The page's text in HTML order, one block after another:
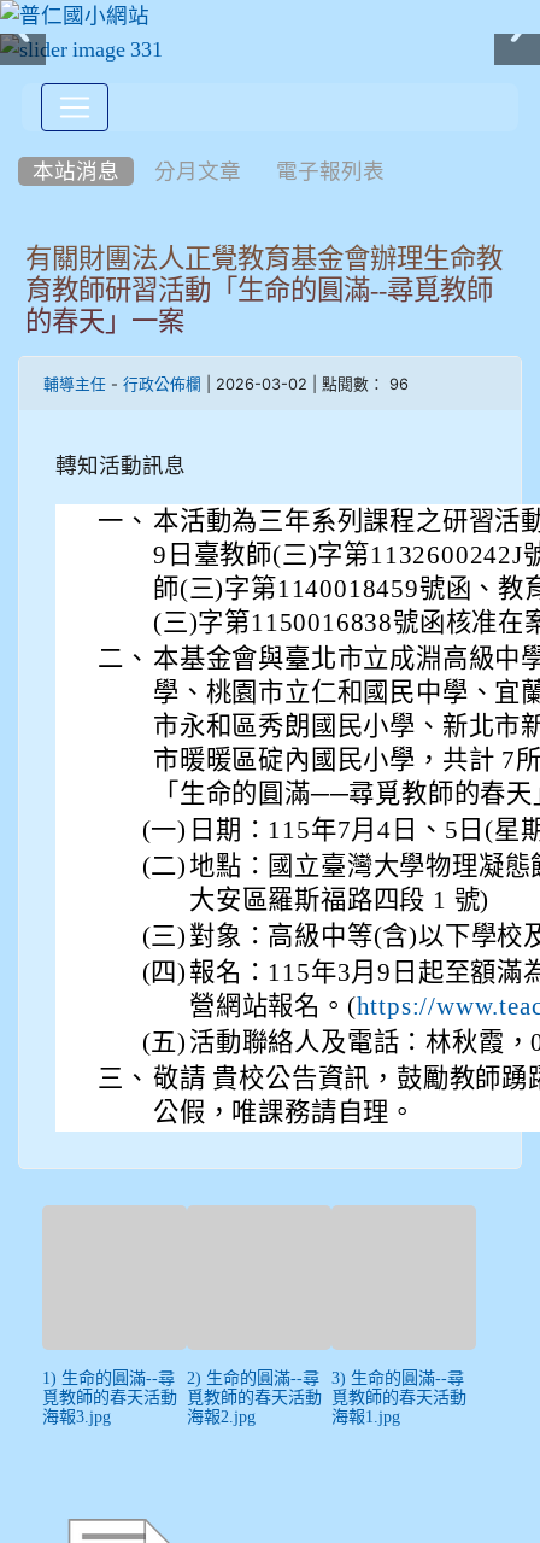
本站消息 分月文章 電子報列表
有關財團法人正覺教育基金會辦理生命教
育教師研習活動「生命的圓滿--尋覓教師
的春天」一案
輔導主任 - 行政公佈欄 | 2026-03-02 | 點閱數： 96
轉知活動訊息
一、 本活動為三年系列課程之研習活
9日臺教師(三)字第1132600242J
師(三)字第1140018459號函、教
(三)字第1150016838號函核准在
二、 本基金會與臺北市立成淵高級中
學、桃園市立仁和國民中學、宜
市永和區秀朗國民小學、新北市
市暖暖區碇內國民小學，共計 7
「生命的圓滿──尋覓教師的春
(一) 日期：115年7月4日、5日(星
(二)地點：國立臺灣大學物理凝
大安區羅斯福路四段 1 號)
(三) 對象：高級中等(含)以下學校
(四) 報名：115年3月9日起至額滿
營網站報名。(https://
(五) 活動聯絡人及電話：林秋霞，
三、 敬請 貴校公告資訊，鼓勵教師
公假，唯課務請自理。
1) 生命的圓滿--尋
覓教師的春天活動
海報3.jpg
2) 生命的圓滿--尋
覓教師的春天活動
海報2.jpg
3) 生命的圓滿--尋
覓教師的春天活動
海報1.jpg